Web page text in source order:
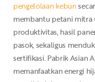
pengelolaan kebun
membantu petani mitra
produktivitas, hasil
pasok, sekaligus
sertifikasi. Pabrik Asian
memanfaatkan energi